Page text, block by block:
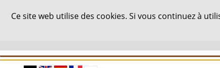
Ce site web utilise des cookies. Si vous continuez à